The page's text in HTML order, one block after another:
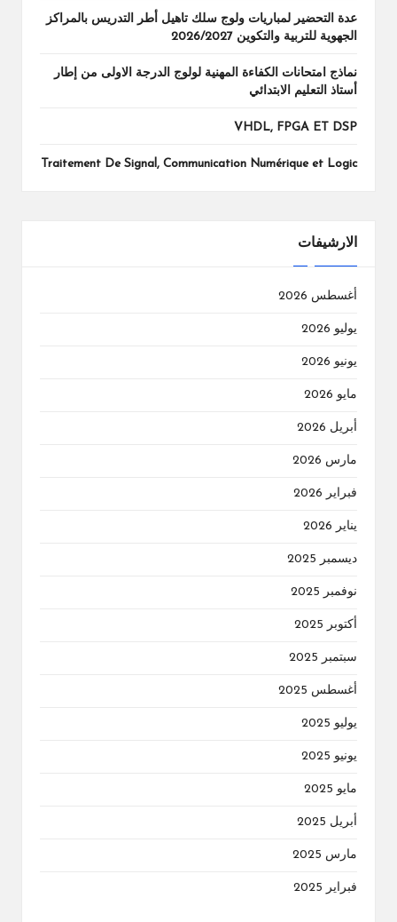
عدة التحضير لمباريات ولوج سلك تاهيل أطر التدريس بالمراكز
الجهوية للتربية والتكوين 2026/2027
نماذج امتحانات الكفاءة المهنية لولوج الدرجة الاولى من إطار
أستاذ التعليم الابتدائي
VHDL, FPGA ET DSP
Traitement De Signal, Communication Numérique et Logic
الارشيفات
أغسطس 2026
يوليو 2026
يونيو 2026
مايو 2026
أبريل 2026
مارس 2026
فبراير 2026
يناير 2026
ديسمبر 2025
نوفمبر 2025
أكتوبر 2025
سبتمبر 2025
أغسطس 2025
يوليو 2025
يونيو 2025
مايو 2025
أبريل 2025
مارس 2025
فبراير 2025